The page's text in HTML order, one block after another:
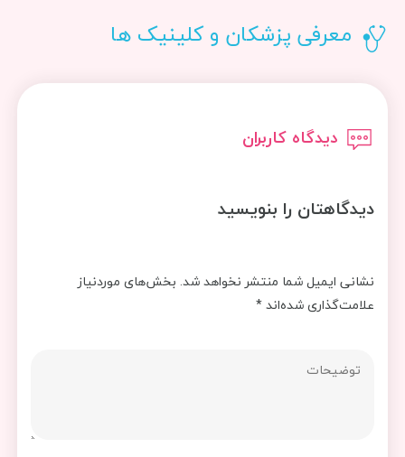
معرفی پزشکان و کلینیک ها
دیدگاه کاربران
دیدگاهتان را بنویسید
نشانی ایمیل شما منتشر نخواهد شد. بخش‌های موردنیاز
علامت‌گذاری شده‌اند*